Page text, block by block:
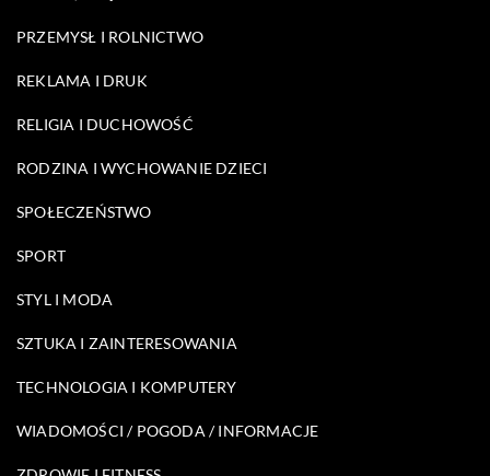
PRZEMYSŁ I ROLNICTWO
REKLAMA I DRUK
RELIGIA I DUCHOWOŚĆ
RODZINA I WYCHOWANIE DZIECI
SPOŁECZEŃSTWO
SPORT
STYL I MODA
SZTUKA I ZAINTERESOWANIA
TECHNOLOGIA I KOMPUTERY
WIADOMOŚCI / POGODA / INFORMACJE